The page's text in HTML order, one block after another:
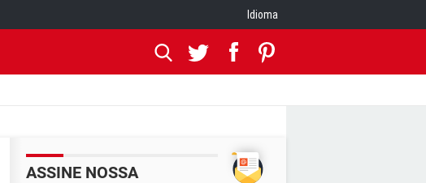
Idioma
ASSINE NOSSA